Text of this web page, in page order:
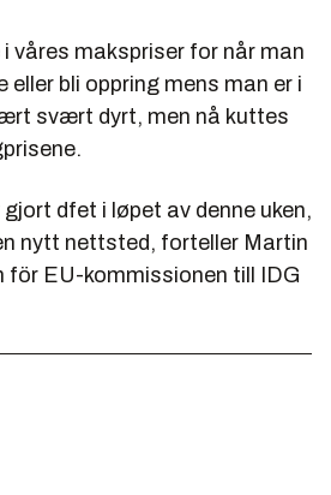
våres makspriser for når man
eller bli oppring mens man er i
svært dyrt, men nå kuttes
dfet i løpet av denne uken,
nytt nettsted, forteller Martin
för EU-kommissionen till IDG